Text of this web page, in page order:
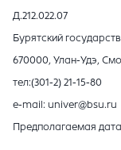
Д.212.022.07
Бурятский
670000, Улан-Удэ,
тел:(301-2) 21-15-80
e-mail: univer@bsu.ru
Предполагаемая